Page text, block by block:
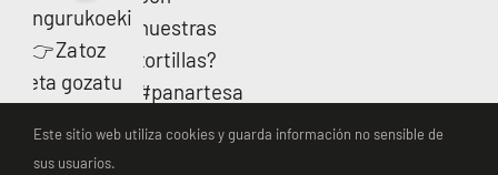
Este sitio web utiliza cookies y guarda información no sensible de
sus usuarios.